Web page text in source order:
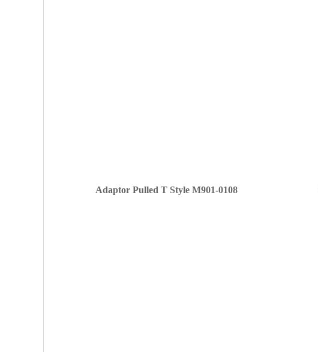
Adaptor Pulled T Style M901-0108